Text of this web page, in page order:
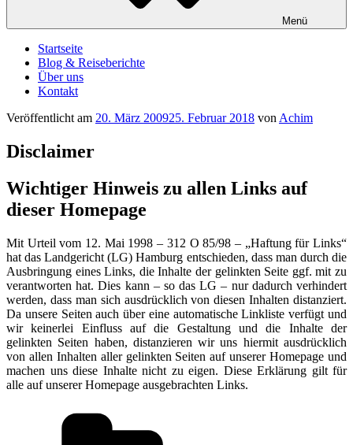
Menü
Startseite
Blog & Reiseberichte
Über uns
Kontakt
Veröffentlicht am 20. März 200925. Februar 2018 von Achim
Disclaimer
Wichtiger Hinweis zu allen Links auf
dieser Homepage
Mit Urteil vom 12. Mai 1998 – 312 O 85/98 – „Haftung für Links“
hat das Landgericht (LG) Hamburg entschieden, dass man durch die
Ausbringung eines Links, die Inhalte der gelinkten Seite ggf. mit zu
verantworten hat. Dies kann – so das LG – nur dadurch verhindert
werden, dass man sich ausdrücklich von diesen Inhalten distanziert.
Da unsere Seiten auch über eine automatische Linkliste verfügt und
wir keinerlei Einfluss auf die Gestaltung und die Inhalte der
gelinkten Seiten haben, distanzieren wir uns hiermit ausdrücklich
von allen Inhalten aller gelinkten Seiten auf unserer Homepage und
machen uns diese Inhalte nicht zu eigen. Diese Erklärung gilt für
alle auf unserer Homepage ausgebrachten Links.